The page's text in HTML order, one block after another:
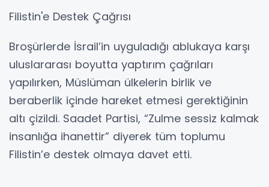
Filistin'e Destek Çağrısı
Broşürlerde İsrail’in uyguladığı ablukaya karşı
uluslararası boyutta yaptırım çağrıları
yapılırken, Müslüman ülkelerin birlik ve
beraberlik içinde hareket etmesi gerektiğinin
altı çizildi. Saadet Partisi, “Zulme sessiz kalmak
insanlığa ihanettir” diyerek tüm toplumu
Filistin’e destek olmaya davet etti.